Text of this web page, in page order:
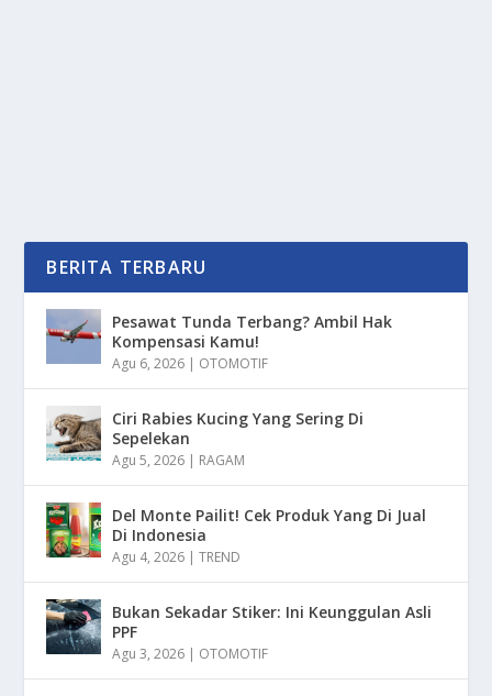
BERITA TERBARU
Pesawat Tunda Terbang? Ambil Hak
Kompensasi Kamu!
Agu 6, 2026 | OTOMOTIF
Ciri Rabies Kucing Yang Sering Di
Sepelekan
Agu 5, 2026 | RAGAM
Del Monte Pailit! Cek Produk Yang Di Jual
Di Indonesia
Agu 4, 2026 |TREND
Bukan Sekadar Stiker: Ini Keunggulan Asli
PPF
Agu 3, 2026 | OTOMOTIF